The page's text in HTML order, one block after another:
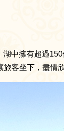
中擁有超過
客坐下，盡情